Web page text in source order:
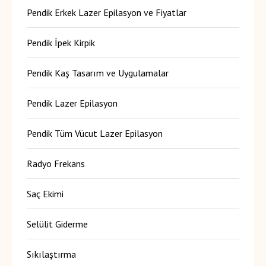
Pendik Erkek Lazer Epilasyon ve Fiyatlar
Pendik İpek Kirpik
Pendik Kaş Tasarım ve Uygulamalar
Pendik Lazer Epilasyon
Pendik Tüm Vücut Lazer Epilasyon
Radyo Frekans
Saç Ekimi
Selülit Giderme
Sıkılaştırma